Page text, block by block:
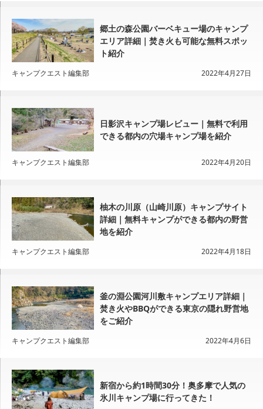
郷土の森公園バーベキュー場のキャンプ
エリア詳細｜焚き火も可能な無料スポッ
ト紹介
キャンプクエスト編集部 2022年4月27日
日影沢キャンプ場レビュー｜無料で利用
できる都内の穴場キャンプ場を紹介
キャンプクエスト編集部 2022年4月20日
柚木の川原（山崎川原）キャンプサイト
詳細｜無料キャンプができる都内の野営
地を紹介
キャンプクエスト編集部 2022年4月18日
釜の淵公園河川敷キャンプエリア詳細｜
焚き火やBBQができる東京の隠れ野営地
をご紹介
キャンプクエスト編集部 2022年4月6日
新宿から約1時間30分！奥多摩で人気の
氷川キャンプ場に行ってきた！